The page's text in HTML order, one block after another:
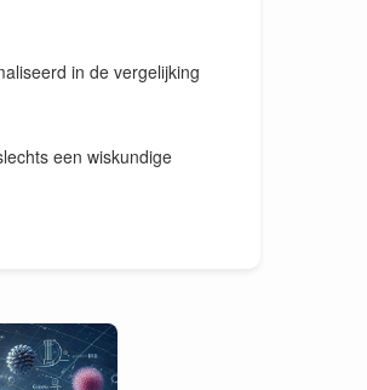
in de vergelijking
een wiskundige